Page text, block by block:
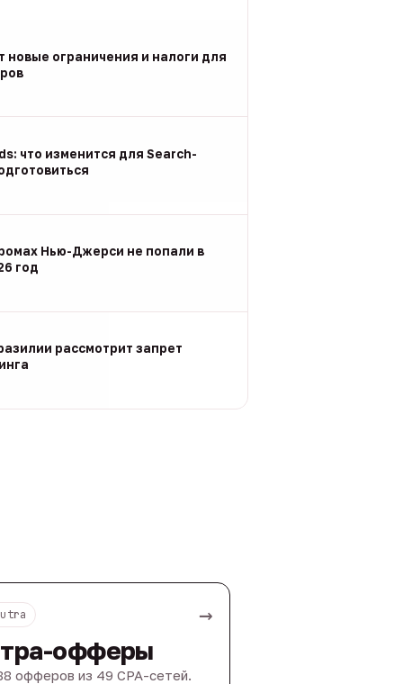
новые ограничения и налоги для
что изменится для Search-
Нью-Джерси не попали в
год
рассмотрит запрет
→
офферы
офферов из 49 CPA-сетей.